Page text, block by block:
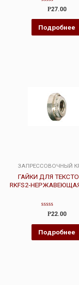
Оценка
из
Р27.00
Подробнее
ЗАПРЕССОВОЧНЫЙ
ГАЙКИ ДЛЯ
RKFS2-
Оценка
из
Р22.00
Подробнее